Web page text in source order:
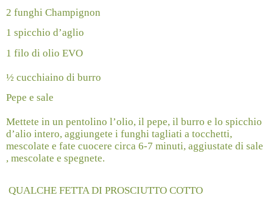
2 funghi Champignon
1 spicchio d’aglio
1 filo di olio EVO
½ cucchiaino di burro
Pepe e sale
Mettete in un pentolino l’olio, il pepe, il burro e lo spicchio
d’alio intero, aggiungete i funghi tagliati a tocchetti,
mescolate e fate cuocere circa 6-7 minuti, aggiustate di sale
, mescolate e spegnete.
QUALCHE FETTA DI PROSCIUTTO COTTO